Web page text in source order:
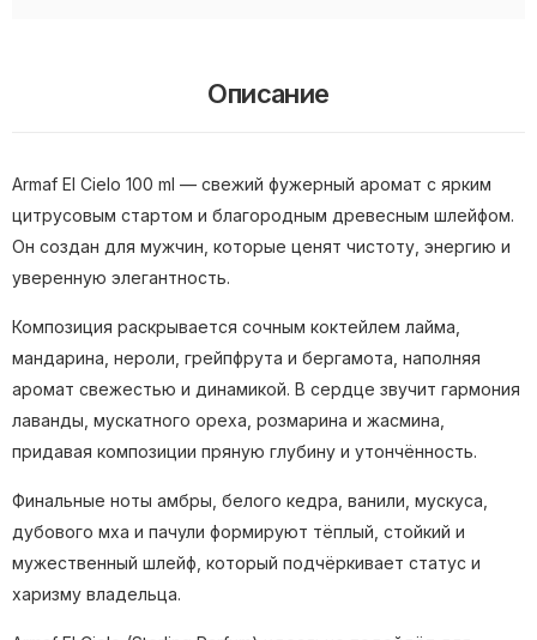
Описание
Armaf El Cielo 100 ml — свежий фужерный аромат с ярким
цитрусовым стартом и благородным древесным шлейфом.
Он создан для мужчин, которые ценят чистоту, энергию и
уверенную элегантность.
Композиция раскрывается сочным коктейлем лайма,
мандарина, нероли, грейпфрута и бергамота, наполняя
аромат свежестью и динамикой. В сердце звучит гармония
лаванды, мускатного ореха, розмарина и жасмина,
придавая композиции пряную глубину и утончённость.
Финальные ноты амбры, белого кедра, ванили, мускуса,
дубового мха и пачули формируют тёплый, стойкий и
мужественный шлейф, который подчёркивает статус и
харизму владельца.